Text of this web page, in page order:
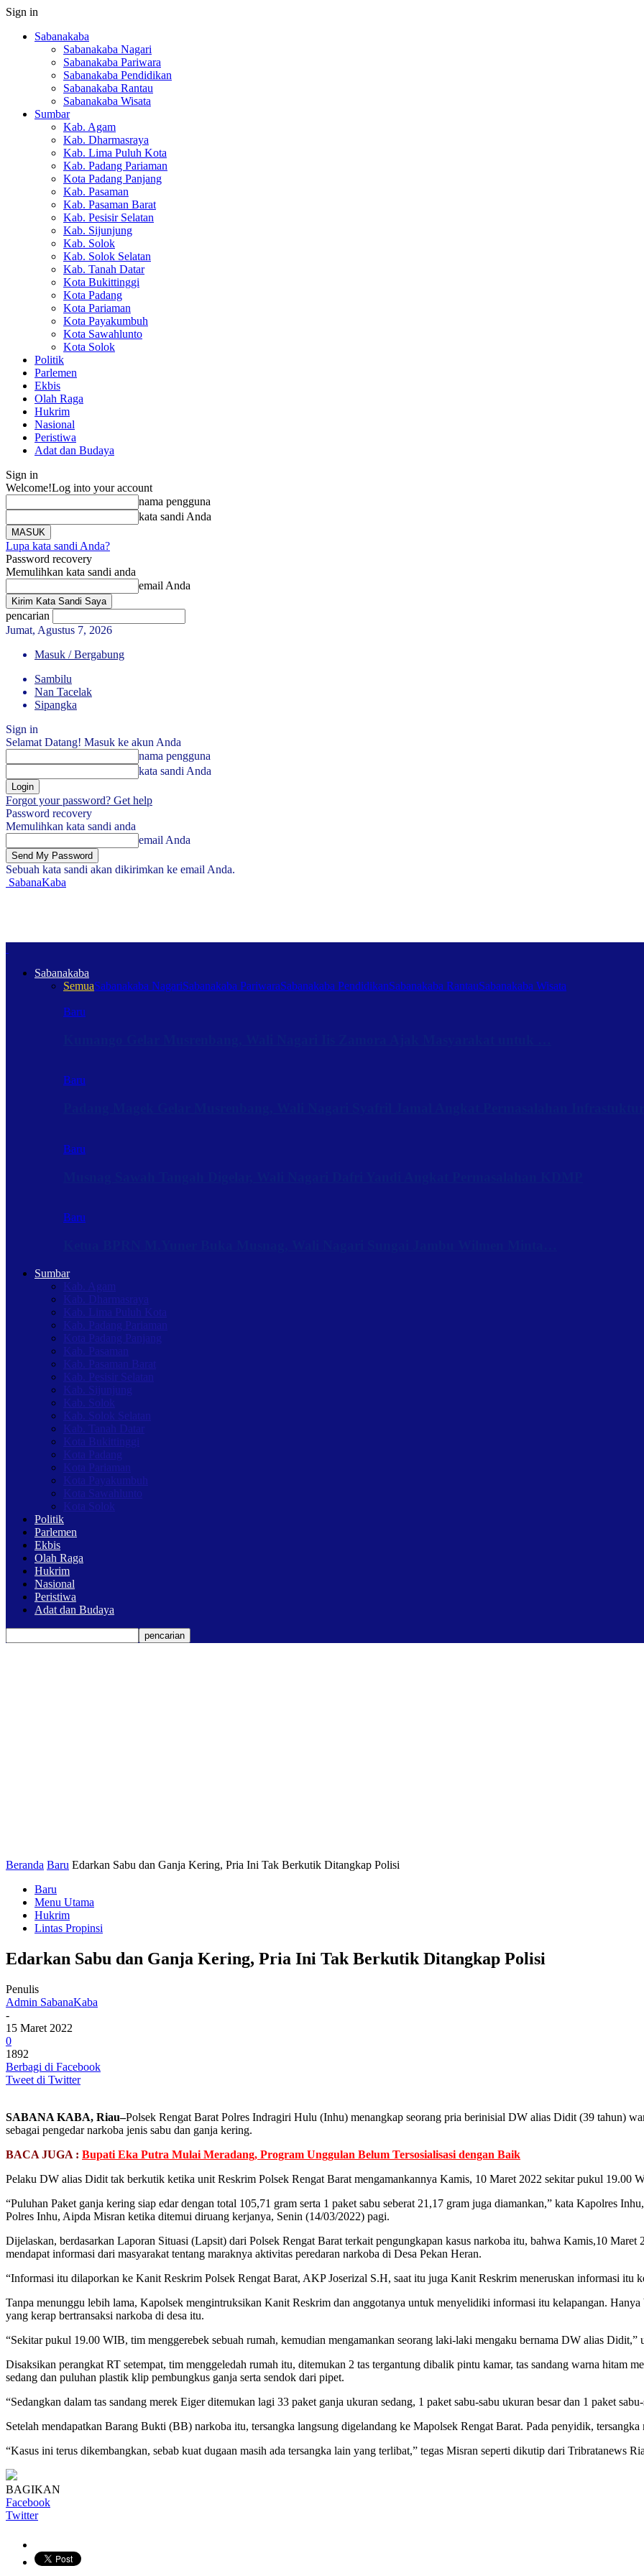
Sign in
Sabanakaba
Sabanakaba Nagari
Sabanakaba Pariwara
Sabanakaba Pendidikan
Sabanakaba Rantau
Sabanakaba Wisata
Sumbar
Kab. Agam
Kab. Dharmasraya
Kab. Lima Puluh Kota
Kab. Padang Pariaman
Kota Padang Panjang
Kab. Pasaman
Kab. Pasaman Barat
Kab. Pesisir Selatan
Kab. Sijunjung
Kab. Solok
Kab. Solok Selatan
Kab. Tanah Datar
Kota Bukittinggi
Kota Padang
Kota Pariaman
Kota Payakumbuh
Kota Sawahlunto
Kota Solok
Politik
Parlemen
Ekbis
Olah Raga
Hukrim
Nasional
Peristiwa
Adat dan Budaya
Sign in
Welcome!Log into your account
nama pengguna
kata sandi Anda
Lupa kata sandi Anda?
Password recovery
Memulihkan kata sandi anda
email Anda
pencarian
Jumat, Agustus 7, 2026
Masuk / Bergabung
Sambilu
Nan Tacelak
Sipangka
Sign in
Selamat Datang! Masuk ke akun Anda
nama pengguna
kata sandi Anda
Forgot your password? Get help
Password recovery
Memulihkan kata sandi anda
email Anda
Sebuah kata sandi akan dikirimkan ke email Anda.
SabanaKaba
Sabanakaba
SemuaSabanakaba NagariSabanakaba PariwaraSabanakaba PendidikanSabanakaba RantauSabanakaba Wisata
Baru
Baru
Baru
Baru
Sumbar
Kab. Agam
Kab. Dharmasraya
Kab. Lima Puluh Kota
Kab. Padang Pariaman
Kota Padang Panjang
Kab. Pasaman
Kab. Pasaman Barat
Kab. Pesisir Selatan
Kab. Sijunjung
Kab. Solok
Kab. Solok Selatan
Kab. Tanah Datar
Kota Bukittinggi
Kota Padang
Kota Pariaman
Kota Payakumbuh
Kota Sawahlunto
Kota Solok
Politik
Parlemen
Ekbis
Olah Raga
Hukrim
Nasional
Peristiwa
Adat dan Budaya
Beranda Baru Edarkan Sabu dan Ganja Kering, Pria Ini Tak Berkutik Ditangkap Polisi
Baru
Menu Utama
Hukrim
Lintas Propinsi
Edarkan Sabu dan Ganja Kering, Pria Ini Tak Berkutik Ditangkap Polisi
Penulis
Admin SabanaKaba
-
15 Maret 2022
0
1892
Berbagi di Facebook
Tweet di Twitter
SABANA KABA, Riau–Polsek Rengat Barat Polres Indragiri Hulu (Inhu) menangkap seorang pria berinisial DW alias Didit (39 tahun)
sebagai pengedar narkoba jenis sabu dan ganja kering.
BACA JUGA : Bupati Eka Putra Mulai Meradang, Program Unggulan Belum Tersosialisasi dengan Baik
Pelaku DW alias Didit tak berkutik ketika unit Reskrim Polsek Rengat Barat mengamankannya Kamis, 10 Maret 2022 sekitar pukul 19.00
“Puluhan Paket ganja kering siap edar dengan total 105,71 gram serta 1 paket sabu seberat 21,17 gram juga diamankan,” kata Kapolres
Polres Inhu, Aipda Misran ketika ditemui diruang kerjanya, Senin (14/03/2022) pagi.
Dijelaskan, berdasarkan Laporan Situasi (Lapsit) dari Polsek Rengat Barat terkait pengungkapan kasus narkoba itu, bahwa Kamis,10
mendapat informasi dari masyarakat tentang maraknya aktivitas peredaran narkoba di Desa Pekan Heran.
“Informasi itu dilaporkan ke Kanit Reskrim Polsek Rengat Barat, AKP Joserizal S.H, saat itu juga Kanit Reskrim meneruskan informasi
Tanpa menunggu lebih lama, Kapolsek mengintruksikan Kanit Reskrim dan anggotanya untuk menyelidiki informasi itu kelapangan. Hanya
yang kerap bertransaksi narkoba di desa itu.
“Sekitar pukul 19.00 WIB, tim menggerebek sebuah rumah, kemudian mengamankan seorang laki-laki mengaku bernama DW alias Didit,”
Disaksikan perangkat RT setempat, tim menggeledah rumah itu, ditemukan 2 tas tergantung dibalik pintu kamar, tas sandang warna hitam
sedang dan puluhan plastik klip pembungkus ganja serta sendok dari pipet.
“Sedangkan dalam tas sandang merek Eiger ditemukan lagi 33 paket ganja ukuran sedang, 1 paket sabu-sabu ukuran besar dan 1 paket
Setelah mendapatkan Barang Bukti (BB) narkoba itu, tersangka langsung digelandang ke Mapolsek Rengat Barat. Pada penyidik,
“Kasus ini terus dikembangkan, sebab kuat dugaan masih ada tersangka lain yang terlibat,” tegas Misran seperti dikutip dari Tribratanews
BAGIKAN
Facebook
Twitter